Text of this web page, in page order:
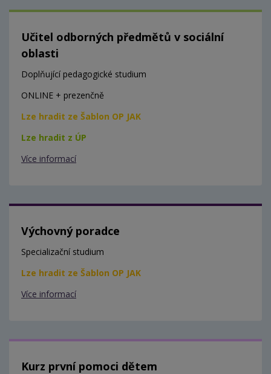
Učitel odborných předmětů v sociální
oblasti
Doplňující pedagogické studium
ONLINE + prezenčně
Lze hradit ze Šablon OP JAK
Lze hradit z ÚP
Více informací
Výchovný poradce
Specializační studium
Lze hradit ze Šablon OP JAK
Více informací
Kurz první pomoci dětem